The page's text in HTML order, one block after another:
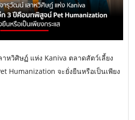
หวิศิษฏ์ แห่ง Kaniva ตลาดสัตว์เลี้ยง
Humanization จะยั่งยืนหรือเป็นเพียง